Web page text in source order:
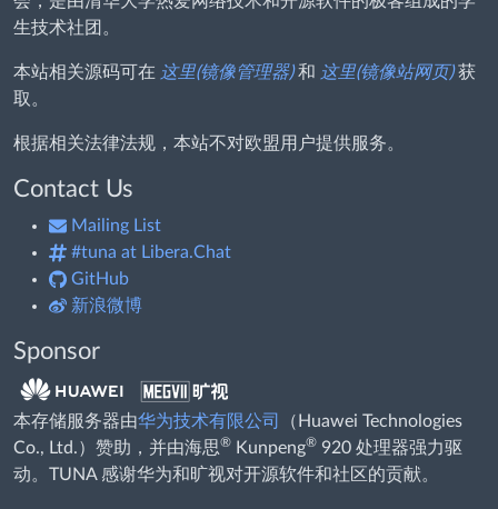
生技术社团。
本站相关源码可在 这里(镜像管理器)和 这里(镜像站网页)获
取。
根据相关法律法规，本站不对欧盟用户提供服务。
Contact Us
Mailing List
#tuna at Libera.Chat
GitHub
新浪微博
Sponsor
本存储服务器由华为技术有限公司
（Huawei Technologies
Co., Ltd.）赞助，并由海思® Kunpeng® 920 处理器强力驱
动。TUNA 感谢华为和旷视对开源软件和社区的贡献。